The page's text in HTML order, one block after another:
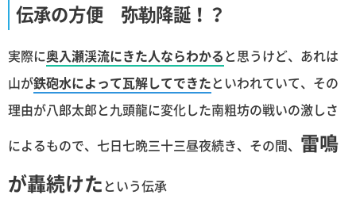
伝承の方便 弥勒降誕！？
実際に奥入瀬渓流にきた人ならわかると思うけど、あれは
山が鉄砲水によって瓦解してできたといわれていて、その
理由が八郎太郎と九頭龍に変化した南粗坊の戦いの激しさ
によるもので、七日七晩三十三昼夜続き、その間、 雷鳴
が轟続けたという伝承